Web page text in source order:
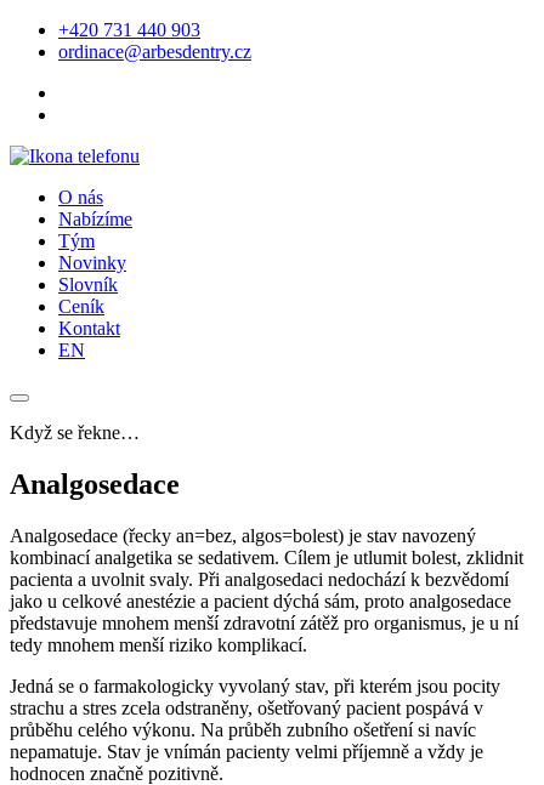
+420 731 440 903
ordinace@arbesdentry.cz
O nás
Nabízíme
Tým
Novinky
Slovník
Ceník
Kontakt
EN
Když se řekne…
Analgosedace
Analgosedace (řecky an=bez, algos=bolest) je stav navozený
kombinací analgetika se sedativem. Cílem je utlumit bolest, zklidnit
pacienta a uvolnit svaly. Při analgosedaci nedochází k bezvědomí
jako u celkové anestézie a pacient dýchá sám, proto analgosedace
představuje mnohem menší zdravotní zátěž pro organismus, je u ní
tedy mnohem menší riziko komplikací.
Jedná se o farmakologicky vyvolaný stav, při kterém jsou pocity
strachu a stres zcela odstraněny, ošetřovaný pacient pospává v
průběhu celého výkonu. Na průběh zubního ošetření si navíc
nepamatuje. Stav je vnímán pacienty velmi příjemně a vždy je
hodnocen značně pozitivně.